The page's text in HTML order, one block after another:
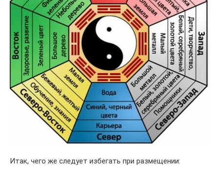
Итак, чего же следует избегать при размещении: